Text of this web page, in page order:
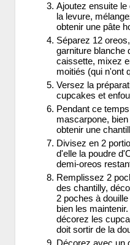
Ajoutez ensuite
la levure,
obtenir une pâte
Séparez 12
garniture blanche
caissette, mixez
moitiés (qui n'ont
Versez la
cupcakes et
Pendant ce
mascarpone,
obtenir une
Divisez en 2
d'elle la poudre
demi-oreos
Remplissez 2
des chantilly,
2 poches à
bien les
décorez les
doit sortir de la